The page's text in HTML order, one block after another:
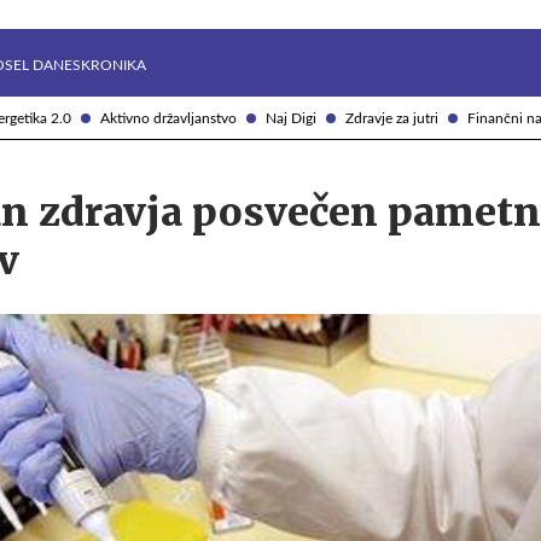
2.0 Aktivno državljanstvo Naj Digi Zdravje za jutri Finančni
DANESKRONIKA
zdravja posvečen